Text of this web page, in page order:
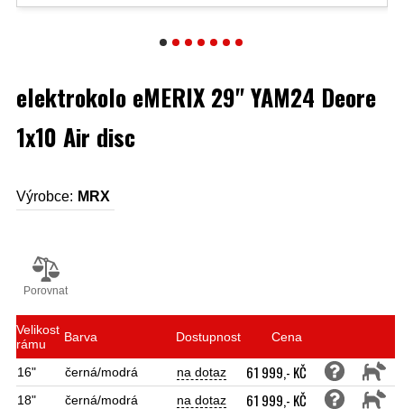
elektrokolo eMERIX 29" YAM24 Deore
1x10 Air disc
Výrobce: MRX
Porovnat
Velikost
rámu
Barva Dostupnost Cena
16" černá/modrá na dotaz 61 999,- KČ
18" černá/modrá na dotaz 61 999,- KČ